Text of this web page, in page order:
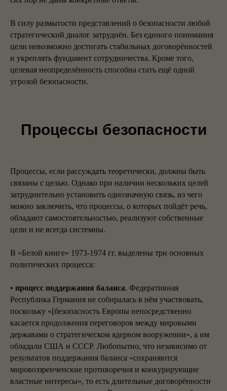
В силу размытости представлений о безопасности любой
стратегический диалог затруднён. Без единого понимания
цели невозможно достигать стабильных договорённостей
и укреплять фундамент сотрудничества. Кроме того,
целевая неопределённость способна стать ещё одной
угрозой безопасности.
Процессы безопасности
Процессы, если рассуждать теоретически, должны быть
связаны с целью. Однако при наличии нескольких целей
затруднительно установить однозначную связь, из чего
можно заключить, что процессы, о которых пойдёт речь,
обладают самостоятельностью, реализуют собственные
цели и не всегда системны.
В «Белой книге» 1973-1974 гг. выделены три основных
политических процесса:
• процесс поддержания баланса. Федеративная
Республика Германия не собиралась в нём участвовать,
поскольку «[безопасность Европы непосредственно
касается продолжения переговоров между мировыми
державами о стратегическом ядерном вооружении», а им
обладали США и СССР. Любопытно, что независимо от
результатов поддержания баланса «сохраняются
мировоззренченские противоречия и конкурирующие
властные интересы», то есть длительные договорённости